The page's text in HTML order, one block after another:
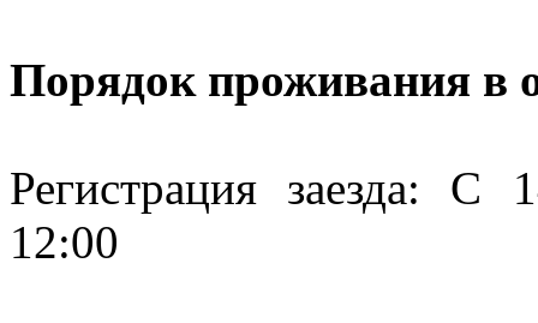
Порядок проживания в
Регистрация заезда: C
12:00